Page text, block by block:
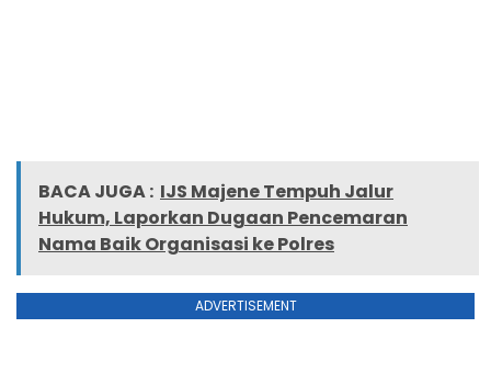
BACA JUGA : IJS Majene Tempuh Jalur
Hukum, Laporkan Dugaan Pencemaran
Nama Baik Organisasi ke Polres
ADVERTISEMENT